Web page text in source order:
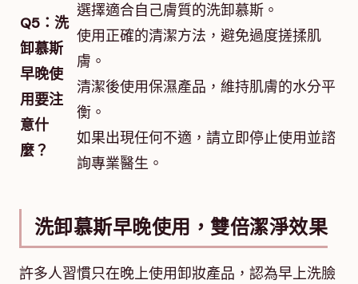
Q5：洗
卸慕斯
早晚使
用要注
意什
麼？
選擇適合自己膚質的洗卸慕斯。
使用正確的清潔方法，避免過度搓揉肌
膚。
清潔後使用保濕產品，維持肌膚的水分平
衡。
如果出現任何不適，請立即停止使用並諮
詢專業醫生。
洗卸慕斯早晚使用，雙倍潔淨效果
許多人習慣只在晚上使用卸妝產品，認為早上洗臉